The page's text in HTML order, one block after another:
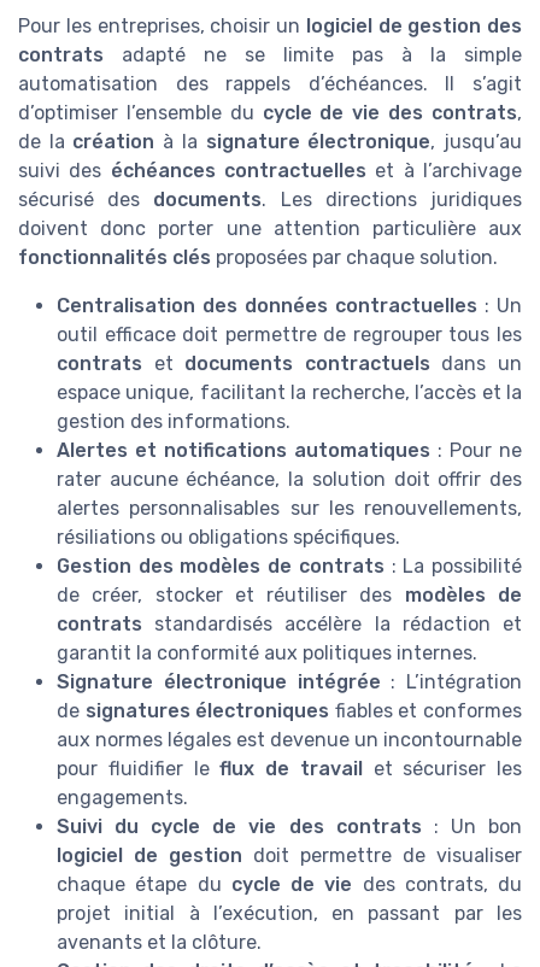
Pour les entreprises, choisir un logiciel de gestion des
contrats adapté ne se limite pas à la simple
automatisation des rappels d’échéances. Il s’agit
d’optimiser l’ensemble du cycle de vie des contrats,
de la création à la signature électronique, jusqu’au
suivi des échéances contractuelles et à l’archivage
sécurisé des documents. Les directions juridiques
doivent donc porter une attention particulière aux
fonctionnalités clés proposées par chaque solution.
Centralisation des données contractuelles : Un
outil efficace doit permettre de regrouper tous les
contrats et documents contractuels dans un
espace unique, facilitant la recherche, l’accès et la
gestion des informations.
Alertes et notifications automatiques : Pour ne
rater aucune échéance, la solution doit offrir des
alertes personnalisables sur les renouvellements,
résiliations ou obligations spécifiques.
Gestion des modèles de contrats : La possibilité
de créer, stocker et réutiliser des modèles de
contrats standardisés accélère la rédaction et
garantit la conformité aux politiques internes.
Signature électronique intégrée : L’intégration
de signatures électroniques fiables et conformes
aux normes légales est devenue un incontournable
pour fluidifier leflux de travail
et sécuriser les
engagements.
Suivi du cycle de vie des contrats : Un bon
logiciel de gestion doit permettre de visualiser
chaque étape du cycle de vie des contrats, du
projet initial à l’exécution, en passant par les
avenants et la clôture.